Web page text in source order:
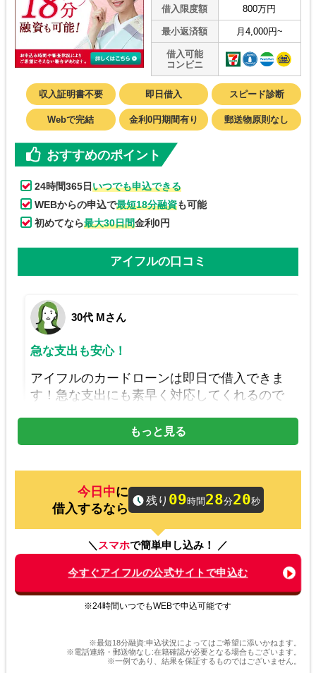
借入限度額 800万円
最小返済額 月4,000円~
借入可能
コンビニ
収入証明書不要 即日借入 スピード診断
Webで完結 金利0円期間有り 郵送物原則なし
おすすめのポイント
24時間365日 いつでも申込できる
WEBからの申込で最短18分融資も可能
初めてなら最大30日間金利0円
アイフルの口コミ
30代 Mさん
急な支出も安心！
アイフルのカードローンは即日で借入できま
す！急な支出にも素早く対応してくれるので
プライバシーを守る安心感！
す。身近な人に知られずにお金を借りられる
20代 Sさん
申込から借入まで簡単
もっと見る
に
借入するなら
残り 09時間 28分20秒
＼ スマホで簡単申し込み！ ／
今すぐアイフルの公式サイトで申込む
※24時間いつでもWEBで申込可能です
※最短18分融資:申込状況によってはご希望に添いかねます。
※電話連絡・郵送物なし:在籍確認が必要となる場合もございます。
※一例であり、結果を保証するものではございません。